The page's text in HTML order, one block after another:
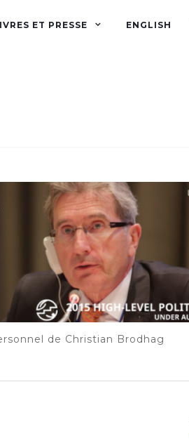
ET PRESSE ENGLISH
de Christian Brodhag